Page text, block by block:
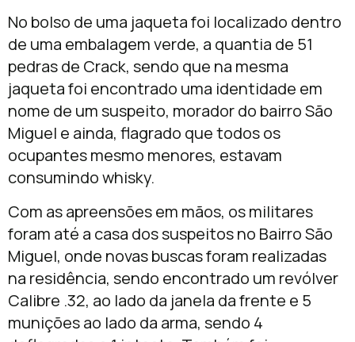
No bolso de uma jaqueta foi localizado dentro
de uma embalagem verde, a quantia de 51
pedras de Crack, sendo que na mesma
jaqueta foi encontrado uma identidade em
nome de um suspeito, morador do bairro São
Miguel e ainda, flagrado que todos os
ocupantes mesmo menores, estavam
consumindo whisky.
Com as apreensões em mãos, os militares
foram até a casa dos suspeitos no Bairro São
Miguel, onde novas buscas foram realizadas
na residência, sendo encontrado um revólver
Calibre .32, ao lado da janela da frente e 5
munições ao lado da arma, sendo 4